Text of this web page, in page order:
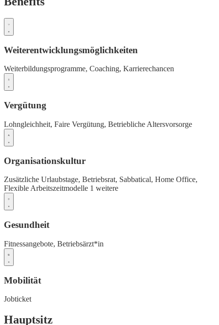
Weiterentwicklungsmöglichkeiten
Weiterbildungsprogramme, Coaching, Karrierechancen
Vergütung
Lohngleichheit, Faire Vergütung, Betriebliche Altersvorsorge
Organisationskultur
Zusätzliche Urlaubstage, Betriebsrat, Sabbatical, Home Office,
Flexible Arbeitszeitmodelle 1 weitere
Gesundheit
Fitnessangebote, Betriebsärzt*in
Mobilität
Jobticket
Hauptsitz